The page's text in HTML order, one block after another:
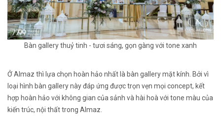
Bàn gallery thuỷ tinh - tươi sáng, gọn gàng với tone xanh
Ở Almaz thì lựa chọn hoàn hảo nhất là bàn gallery mặt kính. Bởi vì
loại hình bàn gallery này đáp ứng được trọn vẹn mọi concept, kết
hợp hoàn hảo với không gian của sảnh và hài hoà với tone màu của
kiến trúc, nội thất trong Almaz.